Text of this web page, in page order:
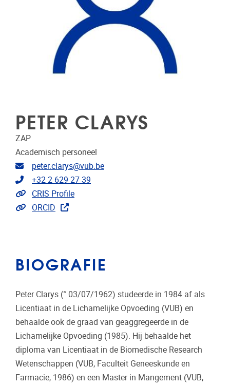
PETER CLARYS
ZAP
Academisch personeel
E-mailadres
peter.clarys@vub.be
Telefoonnummer
+32 2 629 27 39
Link naar CRIS
CRIS Profile
Extra links
ORCID
BIOGRAFIE
Peter Clarys (° 03/07/1962) studeerde in 1984 af als
Licentiaat in de Lichamelijke Opvoeding (VUB) en
behaalde ook de graad van geaggregeerde in de
Lichamelijke Opvoeding (1985). Hij behaalde het
diploma van Licentiaat in de Biomedische Research
Wetenschappen (VUB, Faculteit Geneeskunde en
Farmacie, 1986) en een Master in Mangement (VUB,